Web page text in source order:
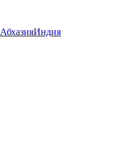
АбхазияИндия